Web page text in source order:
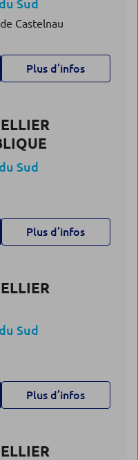
Sud
Castelnau
Plus d’infos
Sud
Plus d’infos
Sud
Plus d’infos